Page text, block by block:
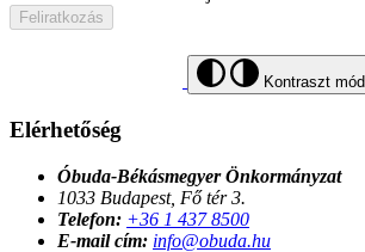
Feliratkozás
Kontraszt mód
Elérhetőség
Óbuda-Békásmegyer Önkormányzat
1033 Budapest, Fő tér 3.
Telefon: +36 1 437 8500
E-mail cím: info@obuda.hu